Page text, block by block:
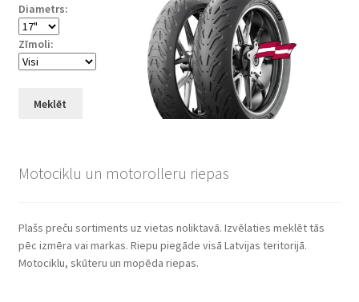
Diametrs:
Zīmoli:
Meklēt
Motociklu un motorolleru riepas
Plašs preču sortiments uz vietas noliktavā. Izvēlaties meklēt tās
pēc izmēra vai markas. Riepu piegāde visā Latvijas teritorijā.
Motociklu, skūteru un mopēda riepas.